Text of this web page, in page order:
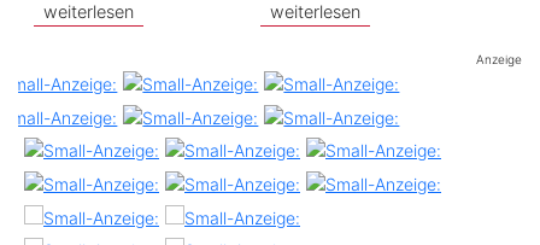
weiterlesen weiterlesen
Anzeige